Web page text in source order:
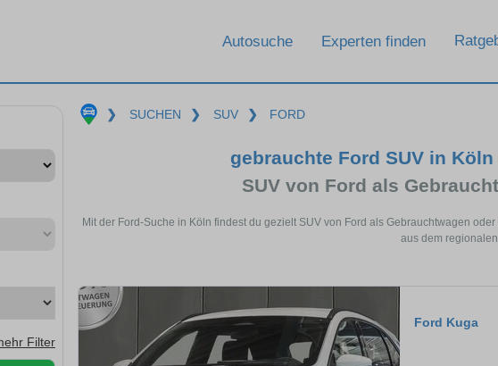
Autosuche Experten finden
Filter
❯ SUCHEN ❯ SUV ❯ FORD
gebrauchte Ford SUV in
SUV von Ford als
Mit der Ford-Suche in Köln findest du gezielt SUV von Ford als Gebrauchtwagen
aus dem
Ford Kuga